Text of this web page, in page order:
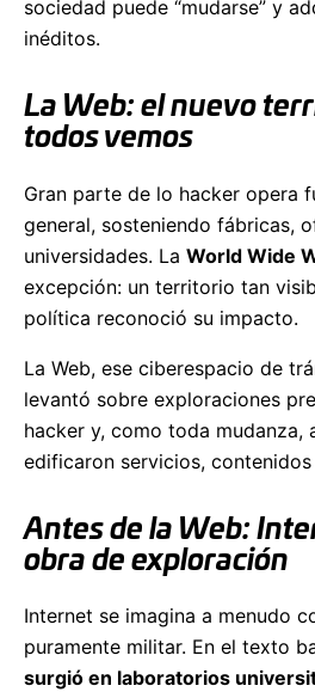
sociedad puede “mudarse” y
inéditos.
La Web: el nuevo
todos vemos
Gran parte de lo hacker opera
general, sosteniendo fábricas,
universidades. La World Wide
excepción: un territorio tan
política reconoció su impacto.
La Web, ese ciberespacio de
levantó sobre exploraciones
hacker y, como toda mudanza,
edificaron servicios,
Antes de la Web:
obra de exploración
Internet se imagina a menudo
puramente militar. En el texto
surgió en laboratorios